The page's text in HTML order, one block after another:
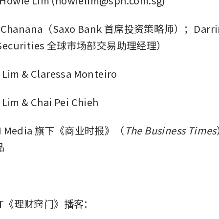
（Saxo Bank 首席投资策略师）；
全球市场部交易助理经理）
& Claressa Monteiro
& Chai Pei Chieh
Media 旗下《商业时报》（ The Business Times
理财窍门》播客：